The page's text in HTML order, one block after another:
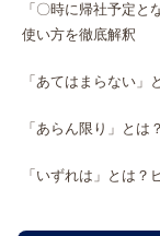
「〇時に帰社予定
使い方を徹底解釈
「あてはまらない
「あらん限り」と
「いずれは」とは